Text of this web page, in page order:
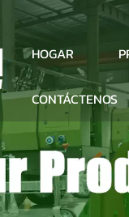
HOGAR
CONTÁCTENOS